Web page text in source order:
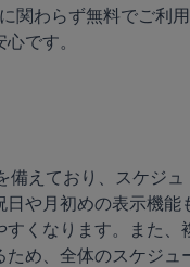
関わらず無料でご利用
です。
備えており、スケジュ
日や月初めの表示機能
すくなります。また、
ため、全体のスケジュ